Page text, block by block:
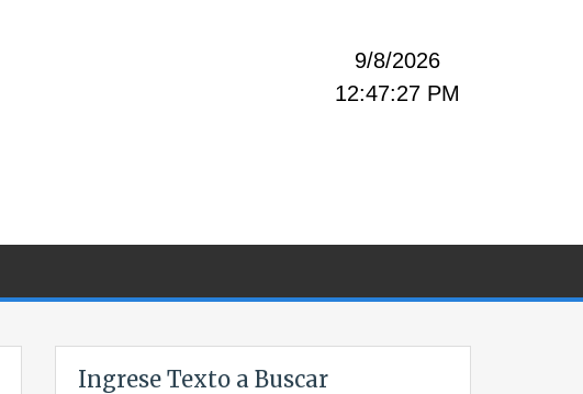
9/8/2026
12:47:27 PM
Ingrese Texto a Buscar